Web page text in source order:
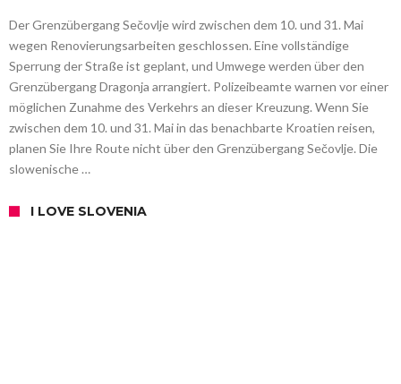
Der Grenzübergang Sečovlje wird zwischen dem 10. und 31. Mai
wegen Renovierungsarbeiten geschlossen. Eine vollständige
Sperrung der Straße ist geplant, und Umwege werden über den
Grenzübergang Dragonja arrangiert. Polizeibeamte warnen vor einer
möglichen Zunahme des Verkehrs an dieser Kreuzung. Wenn Sie
zwischen dem 10. und 31. Mai in das benachbarte Kroatien reisen,
planen Sie Ihre Route nicht über den Grenzübergang Sečovlje. Die
slowenische …
I LOVE SLOVENIA